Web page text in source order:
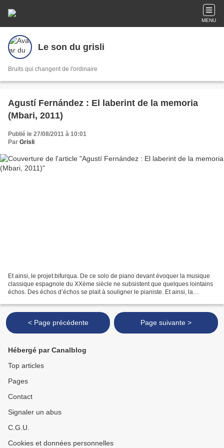
MENU
Le son du grisli
Bruits qui changent de l'ordinaire
Agustí Fernández : El laberint de la memoria
(Mbari, 2011)
Publié le 27/08/2011 à 10:01
Par Grisli
Et ainsi, le projet bifurqua. De ce solo de piano devant évoquer la musique
classique espagnole du XXème siècle ne subsistent que quelques lointains
échos. Des échos d’échos se plait à souligner le pianiste. Et ainsi, la
< Page précédente Page suivante >
Hébergé par Canalblog
Top articles
Pages
Contact
Signaler un abus
C.G.U.
Cookies et données personnelles